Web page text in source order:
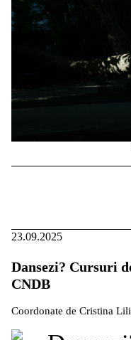
23.09.2025
Dansezi? Cursuri
CNDB
Coordonate de Cristina